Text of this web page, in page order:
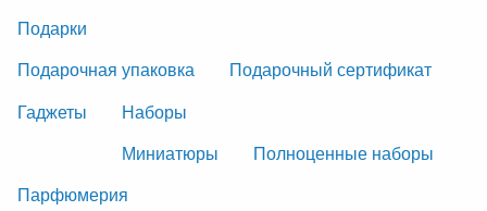
Подарки
Подарочная упаковка
Подарочный сертификат
Гаджеты
Наборы
Миниатюры
Полноценные наборы
Парфюмерия